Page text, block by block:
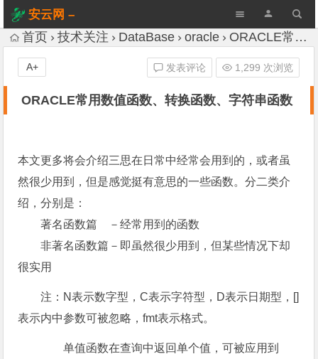
安云网 –
AnYun.ORG
首页 技术关注 DataBase oracle ORACLE常用数值函数、转换函数、字符串函数
ORACLE常用数值函数、转换函数、字符串函数
发表评论 1,299 次浏览
A+
本文更多将会介绍三思在日常中经常会用到的，或者虽
然很少用到，但是感觉挺有意思的一些函数。分二类介
绍，分别是：
著名函数篇 －经常用到的函数
非著名函数篇－即虽然很少用到，但某些情况下却
很实用
注：N表示数字型，C表示字符型，D表示日期型，[]
表示内中参数可被忽略，fmt表示格式。
单值函数在查询中返回单个值，可被应用到